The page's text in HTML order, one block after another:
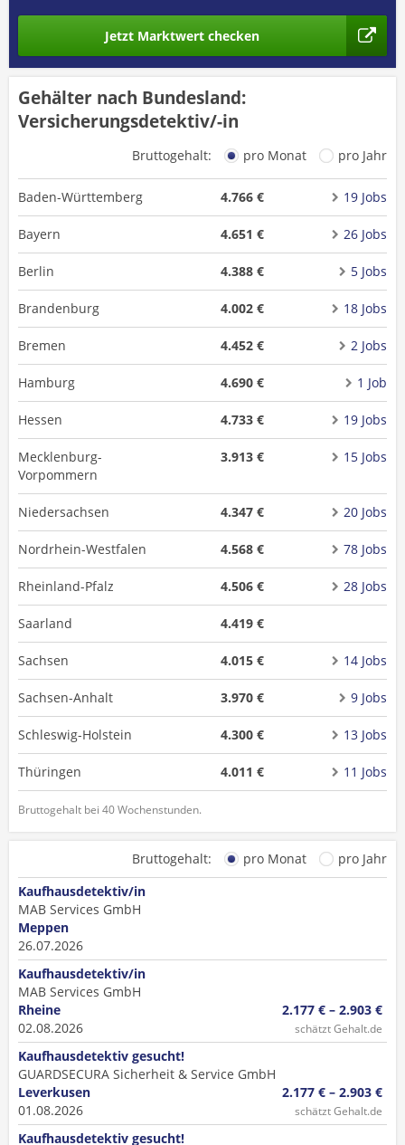
Jetzt Marktwert checken
Gehälter nach Bundesland:
Versicherungsdetektiv/-in
Bruttogehalt: pro Monat pro Jahr
Baden-Württemberg 4.766 € 19 Jobs
Bayern 4.651 € 26 Jobs
Berlin 4.388 € 5 Jobs
Brandenburg 4.002 € 18 Jobs
Bremen 4.452 € 2 Jobs
Hamburg 4.690 € 1 Job
Hessen 4.733 € 19 Jobs
Mecklenburg-
Vorpommern
3.913 € 15 Jobs
Niedersachsen 4.347 € 20 Jobs
Nordrhein-Westfalen 4.568 € 78 Jobs
Rheinland-Pfalz 4.506 € 28 Jobs
Saarland 4.419 €
Sachsen 4.015 € 14 Jobs
Sachsen-Anhalt 3.970 € 9 Jobs
Schleswig-Holstein 4.300 € 13 Jobs
Thüringen 4.011 € 11 Jobs
Bruttogehalt bei 40 Wochenstunden.
Bruttogehalt: pro Monat
pro Jahr
Kaufhausdetektiv/in
MAB Services GmbH
Meppen
26.07.2026
Kaufhausdetektiv/in
MAB Services GmbH
Rheine
02.08.2026
2.177 € – 2.903 €
schätzt Gehalt.de
Kaufhausdetektiv gesucht!
GUARDSECURA Sicherheit & Service GmbH
Leverkusen
01.08.2026
2.177 € – 2.903 €
schätzt Gehalt.de
Kaufhausdetektiv gesucht!